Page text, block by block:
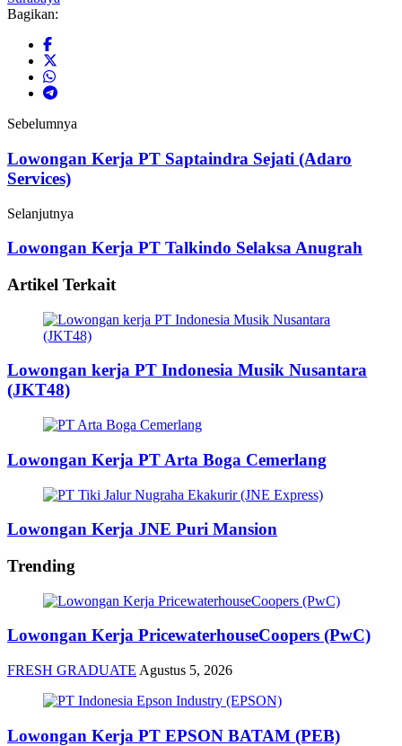
Bagikan:
Sebelumnya
Lowongan Kerja PT Saptaindra Sejati (Adaro
Services)
Selanjutnya
Lowongan Kerja PT Talkindo Selaksa Anugrah
Artikel Terkait
Lowongan kerja PT Indonesia Musik Nusantara
(JKT48)
Lowongan Kerja PT Arta Boga Cemerlang
Lowongan Kerja JNE Puri Mansion
Trending
Lowongan Kerja PricewaterhouseCoopers (PwC)
FRESH GRADUATE Agustus 5, 2026
Lowongan Kerja PT EPSON BATAM (PEB)